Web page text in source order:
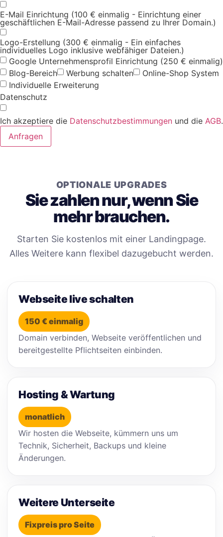
E-Mail Einrichtung (100 € einmalig - Einrichtung einer
geschäftlichen E-Mail-Adresse passend zu Ihrer Domain.)
Logo-Erstellung (300 € einmalig - Ein einfaches
individuelles Logo inklusive webfähiger Dateien.)
Google Unternehmensprofil Einrichtung (250 € einmalig)
Blog-Bereich
Werbung schalten
Online-Shop System
Individuelle Erweiterung
Datenschutz
Ich akzeptiere die Datenschutzbestimmungen und die AGB.
Anfragen
OPTIONALE UPGRADES
Sie zahlen nur, wenn Sie
mehr brauchen.
Starten Sie kostenlos mit einer Landingpage.
Alles Weitere kann flexibel dazugebucht werden.
Webseite live schalten
150 € einmalig
Domain verbinden, Webseite veröffentlichen und
bereitgestellte Pflichtseiten einbinden.
Hosting & Wartung
monatlich
Wir hosten die Webseite, kümmern uns um
Technik, Sicherheit, Backups und kleine
Änderungen.
Weitere Unterseite
Fixpreis pro Seite